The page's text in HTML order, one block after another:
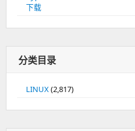
下载
分类目录
LINUX(2,817)